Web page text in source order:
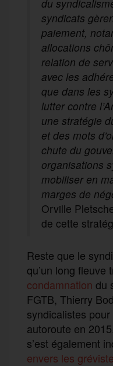
du
syndicats
paiement,
allocations
relation de
avec les
que dans les
lutter contre
une stratégie
et des mots
chute du
organisations
mobiliser en
marges de
Orville
de cette
Reste que le
qu’un long fleuve
condamnation du
FGTB, Thierry
syndicalistes pour
autoroute en
s’est également
envers les